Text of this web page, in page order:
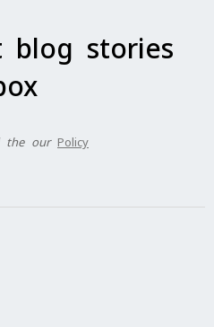
blog stories
the our Policy